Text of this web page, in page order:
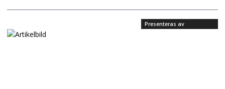
Presenteras av